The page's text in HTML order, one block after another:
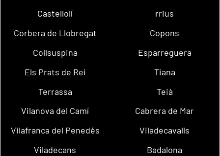
Castellolí
rrius
Corbera de Llobregat
Copons
Collsuspina
Esparreguera
Els Prats de Rei
Tiana
Terrassa
Teià
Vilanova del Camí
Cabrera de Mar
Vilafranca del Penedès
Viladecavalls
Viladecans
Badalona